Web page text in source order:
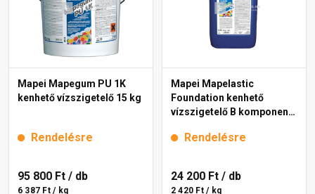
Mapei Mapegum PU 1K
kenhető vízszigetelő 15 kg
Rendelésre
95 800 Ft / db
6 387 Ft / kg
Mapei Mapelastic
Foundation kenhető
vízszigetelő B komponens
Rendelésre
24 200 Ft / db
2 420 Ft / kg